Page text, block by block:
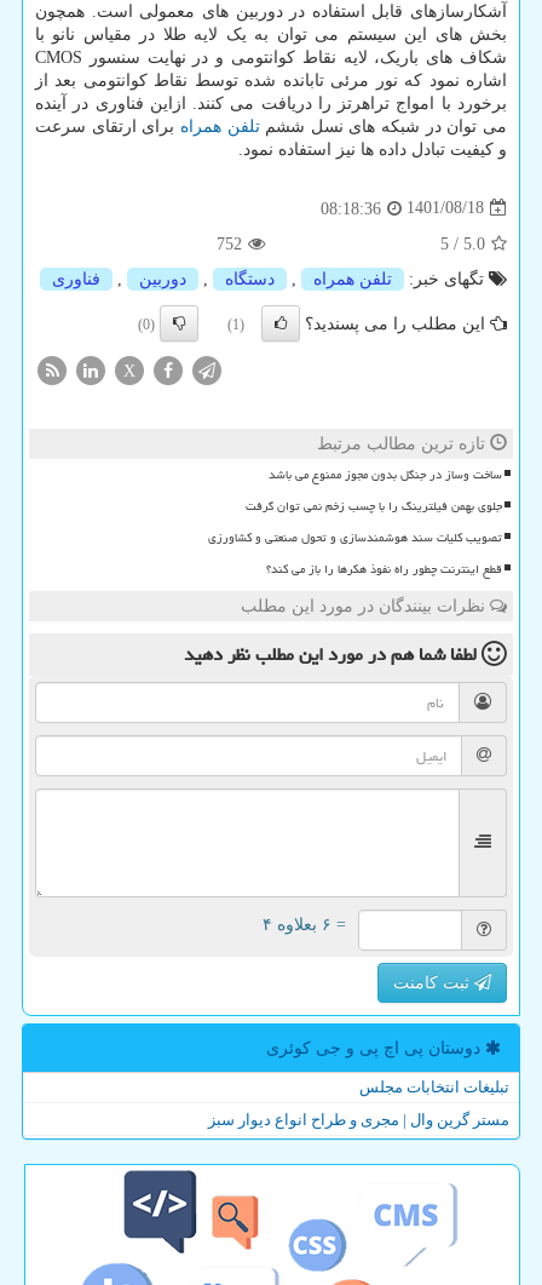
آشکارسازهای قابل استفاده در دوربین های معمولی است. همچون
بخش های این سیستم می توان به یک لایه طلا در مقیاس نانو با
شکاف های باریک، لایه نقاط کوانتومی و در نهایت سنسور CMOS
اشاره نمود که نور مرئی تابانده شده توسط نقاط کوانتومی بعد از
برخورد با امواج تراهرتز را دریافت می کنند. ازاین فناوری در آینده
می توان در شبکه های نسل ششمتلفن همراه برای ارتقای سرعت
و کیفیت تبادل داده ها نیز استفاده نمود.
1401/08/18
08:18:36
5.0
/
5
752
تگهای خبر:
تلفن همراه , دستگاه , دوربین , فناوری
این مطلب را می پسندید؟ (1)
(0)
X
تازه ترین مطالب مرتبط
ساخت وساز در جنگل بدون مجوز ممنوع می باشد
جلوی بهمن فیلترینگ را با چسب زخم نمی توان گرفت
تصویب کلیات سند هوشمندسازی و تحول صنعتی و کشاورزی
قطع اینترنت چطور راه نفوذ هکرها را باز می کند؟
نظرات بینندگان در مورد این مطلب
لطفا شما همدر مورد این مطلبنظر دهید
= ۶ بعلاوه ۴
ثبت کامنت
دوستان پی اچ پی و جی كوئری
تبلیغات انتخابات مجلس
مستر گرین وال | مجری و طراح انواع دیوار سبز